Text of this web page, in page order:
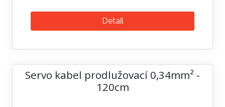
Detail
Servo kabel prodlužovací 0,34mm² -
120cm